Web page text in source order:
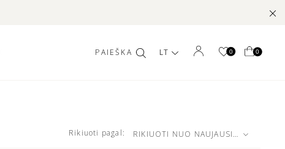
LT 0 0
Rikiuoti pagal: RIKIUOTI NUO NAUJAUSIŲ